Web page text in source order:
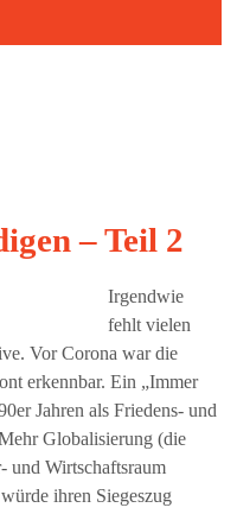
– Teil 2
Irgendwie
fehlt vielen
Vor Corona war die
erkennbar. Ein „Immer
Jahren als Friedens- und
Globalisierung (die
und Wirtschaftsraum
ihren Siegeszug